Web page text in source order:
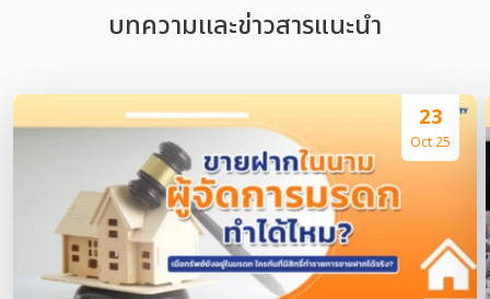
บทความเเละข่าวสารแนะนำ
23
Oct 25